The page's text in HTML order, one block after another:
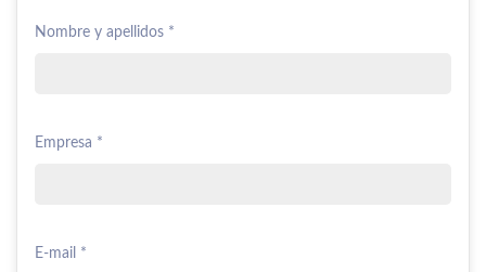
Nombre y apellidos *
Empresa *
E-mail *